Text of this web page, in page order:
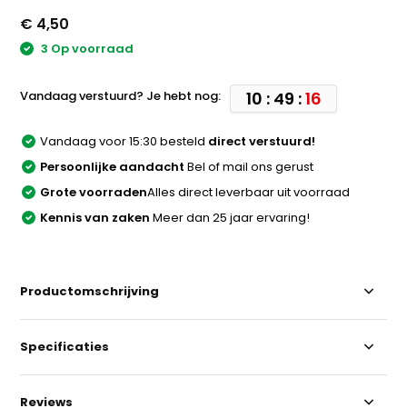
€ 4,50
3 Op voorraad
Vandaag verstuurd? Je hebt nog: 10 : 49 :16
Vandaag voor 15:30 besteld direct verstuurd!
Persoonlijke aandacht Bel of mail ons gerust
Grote voorradenAlles direct leverbaar uit voorraad
Kennis van zaken Meer dan 25 jaar ervaring!
Productomschrijving
Specificaties
Reviews